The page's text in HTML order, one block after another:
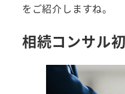
をご紹介しますね。
相続コンサル